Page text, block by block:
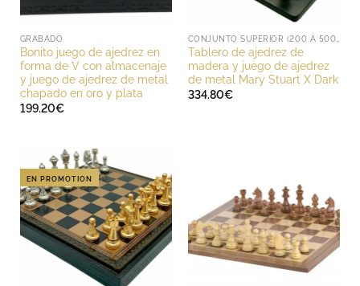
GRABADO
Bonito juego de ajedrez en
forma de V con almacenaje
y juego de ajedrez de metal
chapado en oro y plata
199.20€
CONJUNTO SUPERIOR (200 A 500 EUROS)
Tablero de ajedrez de
madera y juego de ajedrez
de metal Mary Stuart X Dark
334.80€
EN PROMOTION